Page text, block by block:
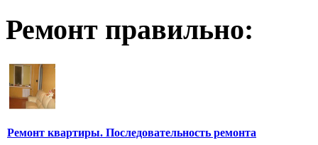
Ремонт правильно:
Ремонт квартиры. Последовательность ремонта